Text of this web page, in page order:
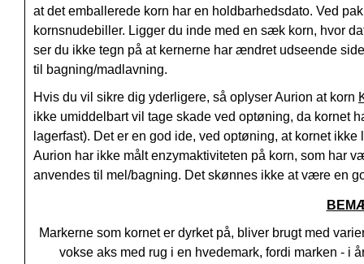
at det emballerede korn har en holdbarhedsdato. Ved
kornsnudebiller. Ligger du inde med en sæk korn, hvor
ser du ikke tegn på at kernerne har ændret udseende
til bagning/madlavning.
Hvis du vil sikre dig yderligere, så oplyser Aurion at korn
ikke umiddelbart vil tage skade ved optøning, da kornet
lagerfast). Det er en god ide, ved optøning, at kornet
Aurion har ikke målt enzymaktiviteten på korn, som har
anvendes til mel/bagning. Det skønnes ikke at være en
Markerne som kornet er dyrket på, bliver brugt med
vokse aks med rug i en hvedemark, fordi marken - i